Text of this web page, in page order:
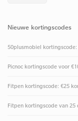
Nieuwe kortingscodes
50plusmobiel
Picnoc kortingscode voor
Fitpen kortingscode: €25
Fitpen kortingscode van 25